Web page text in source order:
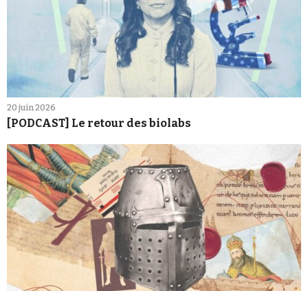
20 juin 2026
[PODCAST] Le retour des biolabs